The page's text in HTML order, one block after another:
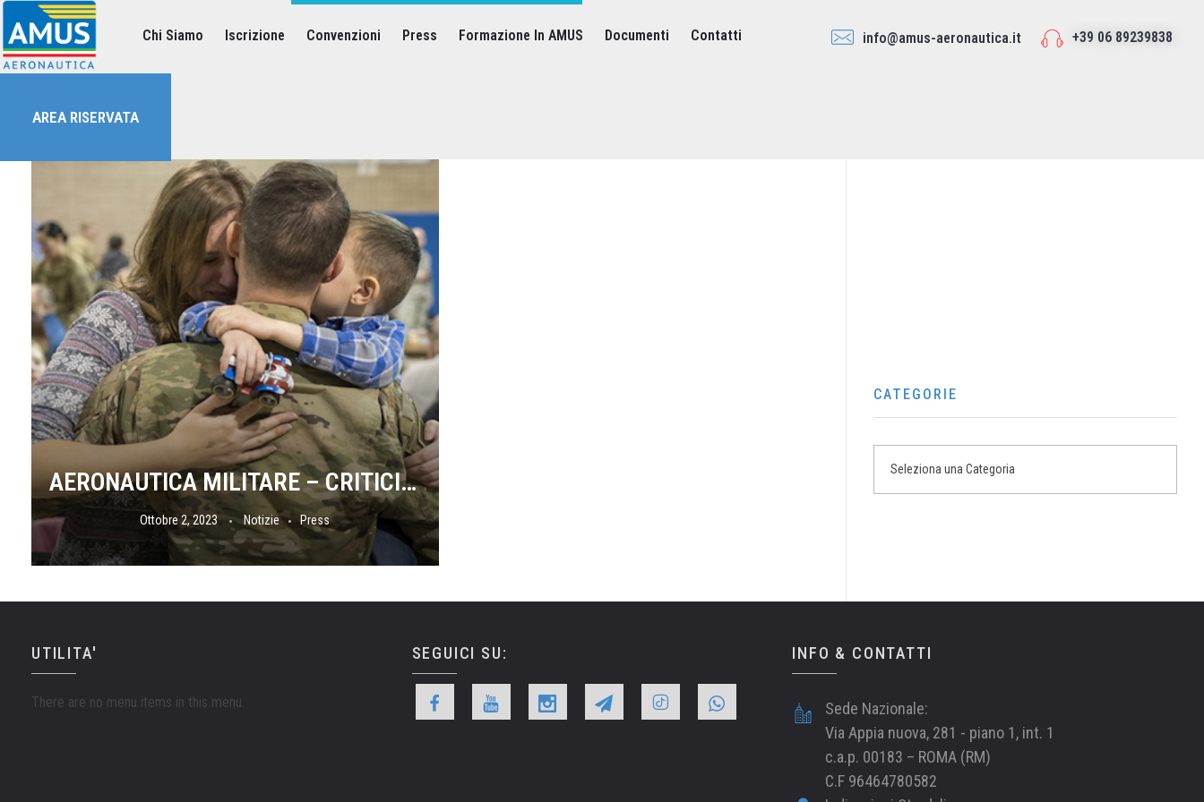
Associazione dei Militari Uniti in Sindacato - AMUS Aeronautica
Chi Siamo Iscrizione Convenzioni Press Formazione In AMUS Documenti Contatti info@amus-aeronautica.it +39 06 89239838
AREA RISERVATA
AERONAUTICA MILITARE – CRITICITA’ IN TALUNE PROCEDURE DI MOVIMENTAZIONE DEL PERSONALE
Ottobre 2, 2023 Notizie Press
CATEGORIE
UTILITA'
There are no menu items in this menu.
SEGUICI SU: INFO & CONTATTI
Sede Nazionale:
Via Appia nuova, 281 - piano 1, int. 1
c.a.p. 00183 – ROMA (RM)
C.F 96464780582